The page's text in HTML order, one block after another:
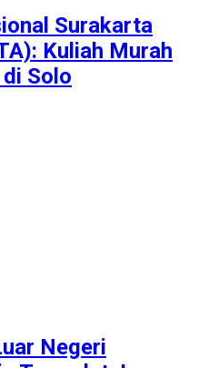
Surakarta
Kuliah Murah
Solo
Negeri